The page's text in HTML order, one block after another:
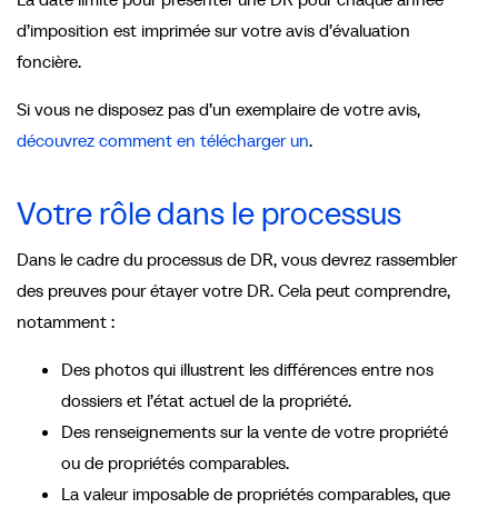
d’imposition est imprimée sur votre avis d’évaluation
foncière.
Si vous ne disposez pas d’un exemplaire de votre avis,
découvrez comment en télécharger un.
Votre rôle dans le processus
Dans le cadre du processus de DR, vous devrez rassembler
des preuves pour étayer votre DR. Cela peut comprendre,
notamment :
Des photos qui illustrent les différences entre nos
dossiers et l’état actuel de la propriété.
Des renseignements sur la vente de votre propriété
ou de propriétés comparables.
La valeur imposable de propriétés comparables, que